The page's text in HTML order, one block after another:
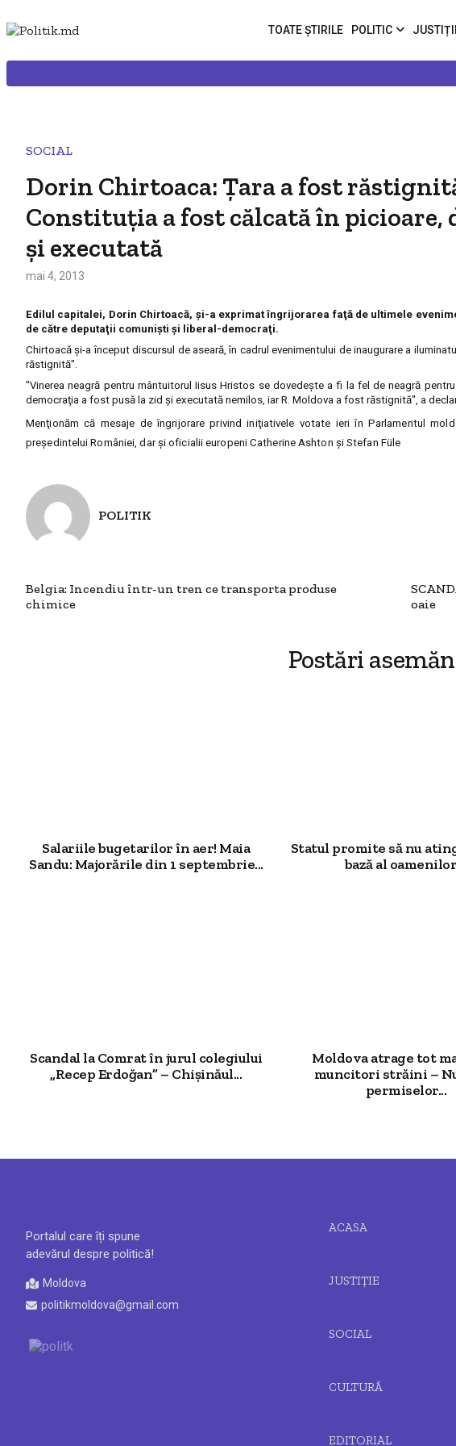
TOATE ȘTIRILE POLITIC
SOCIAL
Dorin Chirtoaca: Țara a fost
Constituţia a fost călcată în picioare,
şi executată
mai 4, 2013
Edilul capitalei, Dorin Chirtoacă, şi-a exprimat îngrijorarea faţă de ultimele
de către deputaţii comunişti şi liberal-democraţi.
Chirtoacă şi-a început discursul de aseară, în cadrul evenimentului de inaugurare a
răstignită".
"Vinerea neagră pentru mântuitorul Iisus Hristos se dovedeşte a fi la fel de neagră
democraţia a fost pusă la zid şi executată nemilos, iar R. Moldova a fost răstignită", a
Menţionăm că mesaje de îngrijorare privind iniţiativele votate ieri în Parlamentul
preşedintelui României, dar şi oficialii europeni Catherine Ashton şi Stefan Füle
POLITIK
Belgia: Incendiu într-un tren ce transporta produse
chimice
oaie
Postări
Salariile bugetarilor în aer! Maia
Sandu: Majorările din 1 septembrie...
Statul promite să nu
bază al
Scandal la Comrat în jurul colegiului
„Recep Erdoğan” – Chișinăul...
Moldova atrage tot
muncitori străini –
permiselor...
Portalul care îți spune
adevărul despre politică!
Moldova
politikmoldova@gmail.com
ACASA
JUSTIȚIE
SOCIAL
CULTURĂ
EDITORIAL